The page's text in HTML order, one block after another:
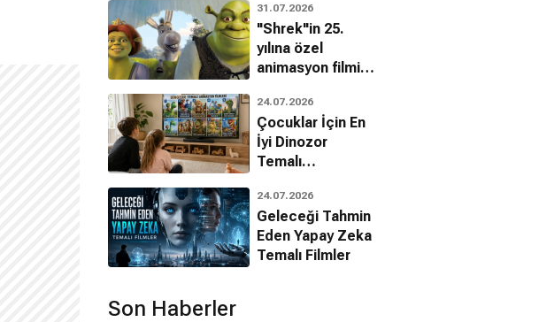
bilinmeyenleri!
31.07.2026
"Shrek"in 25.
yılına özel
animasyon filmin
24.07.2026
Çocuklar İçin En
İyi Dinozor
Temalı
Filmleri
24.07.2026
Geleceği Tahmin
Eden Yapay Zeka
Temalı Filmler
Son Haberler